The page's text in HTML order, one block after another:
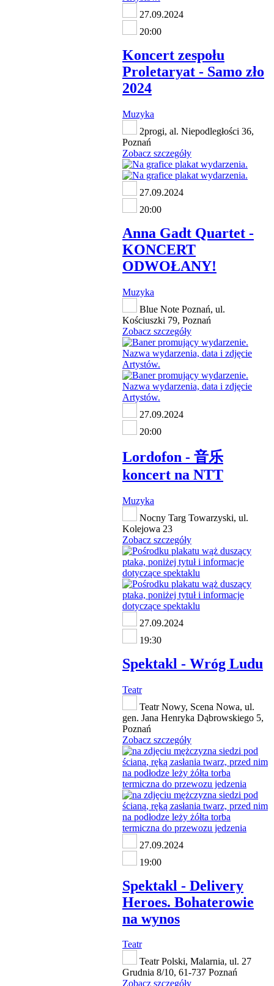
27.09.2024
20:00
Koncert zespołu
Proletaryat - Samo zło
2024
Muzyka
2progi, al. Niepodległości 36,
Poznań
Zobacz szczegóły
27.09.2024
20:00
Anna Gadt Quartet -
KONCERT
ODWOŁANY!
Muzyka
Blue Note Poznań, ul.
Kościuszki 79, Poznań
Zobacz szczegóły
27.09.2024
20:00
Lordofon - 音乐
koncert na NTT
Muzyka
Nocny Targ Towarzyski, ul.
Kolejowa 23
Zobacz szczegóły
27.09.2024
19:30
Spektakl - Wróg Ludu
Teatr
Teatr Nowy, Scena Nowa, ul.
gen. Jana Henryka Dąbrowskiego 5,
Poznań
Zobacz szczegóły
27.09.2024
19:00
Spektakl - Delivery
Heroes. Bohaterowie
na wynos
Teatr
Teatr Polski, Malarnia, ul. 27
Grudnia 8/10, 61-737 Poznań
Zobacz szczegóły